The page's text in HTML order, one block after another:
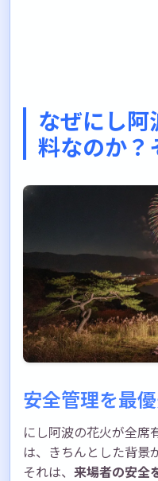
なぜにし
料なのか？
安全管理を最
にし阿波の花火が全席
は、きちんとした背景
それは、 来場者の安全